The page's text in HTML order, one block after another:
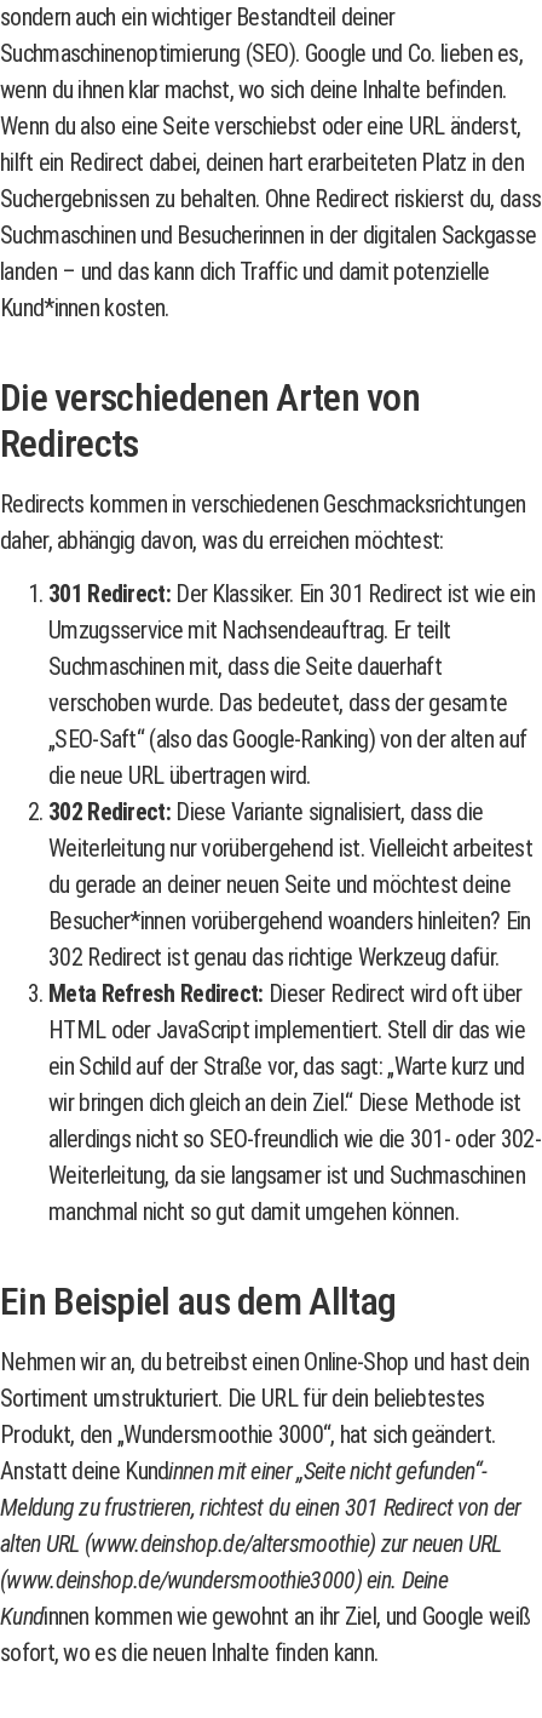
sondern auch ein wichtiger Bestandteil deiner
Suchmaschinenoptimierung (SEO). Google und Co. lieben es,
wenn du ihnen klar machst, wo sich deine Inhalte befinden.
Wenn du also eine Seite verschiebst oder eine URL änderst,
hilft ein Redirect dabei, deinen hart erarbeiteten Platz in den
Suchergebnissen zu behalten. Ohne Redirect riskierst du, dass
Suchmaschinen und Besucherinnen in der digitalen Sackgasse
landen – und das kann dich Traffic und damit potenzielle
Kund*innen kosten.
Die verschiedenen Arten von
Redirects
Redirects kommen in verschiedenen Geschmacksrichtungen
daher, abhängig davon, was du erreichen möchtest:
301 Redirect:Der Klassiker. Ein 301 Redirect ist wie ein
Umzugsservice mit Nachsendeauftrag. Er teilt
Suchmaschinen mit, dass die Seite dauerhaft
verschoben wurde. Das bedeutet, dass der gesamte
„SEO-Saft“ (also das Google-Ranking) von der alten auf
die neue URL übertragen wird.
302 Redirect:Diese Variante signalisiert, dass die
Weiterleitung nur vorübergehend ist. Vielleicht arbeitest
du gerade an deiner neuen Seite und möchtest deine
Besucher*innen vorübergehend woanders hinleiten? Ein
302 Redirect ist genau das richtige Werkzeug dafür.
Meta Refresh Redirect: Dieser Redirect wird oft über
HTML oder JavaScript implementiert. Stell dir das wie
ein Schild auf der Straße vor, das sagt: „Warte kurz und
wir bringen dich gleich an dein Ziel.“ Diese Methode ist
allerdings nicht so SEO-freundlich wie die 301- oder 302-
Weiterleitung, da sie langsamer ist und Suchmaschinen
manchmal nicht so gut damit umgehen können.
Ein Beispiel aus dem Alltag
Nehmen wir an, du betreibst einen Online-Shop und hast dein
Sortiment umstrukturiert. Die URL für dein beliebtestes
Produkt, den „Wundersmoothie 3000“, hat sich geändert.
Anstatt deine Kundinnen mit einer „Seite nicht gefunden“-
Meldung zu frustrieren, richtest du einen 301 Redirect von der
alten URL (www.deinshop.de/altersmoothie) zur neuen URL
(www.deinshop.de/wundersmoothie3000) ein. Deine
Kundinnen kommen wie gewohnt an ihr Ziel, und Google weiß
sofort, wo es die neuen Inhalte finden kann.